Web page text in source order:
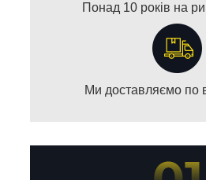
Понад 10 років на
Ми доставляємо по